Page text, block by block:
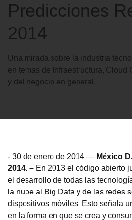
Predicciones
2014
Una mirada sobre la industria
en temas de Infraestructura, Cloud
y del negocio en general.
- 30 de enero de 2014 — México
2014. – En 2013 el código abierto
el desarrollo de todas las
la nube al Big Data y de las redes
dispositivos móviles. Esto señala
en la forma en que se crea y